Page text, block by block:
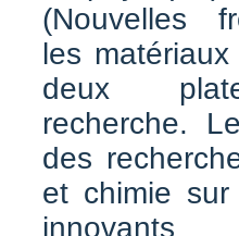
(Nouvelles
les
deux
recherche.
des
et chimie